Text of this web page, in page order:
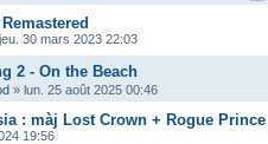
jeu. 30 mars 2023 22:03
2 - On the Beach
» lun. 25 août 2025 00:46
: màj Lost Crown + Rogue Prince
19:56